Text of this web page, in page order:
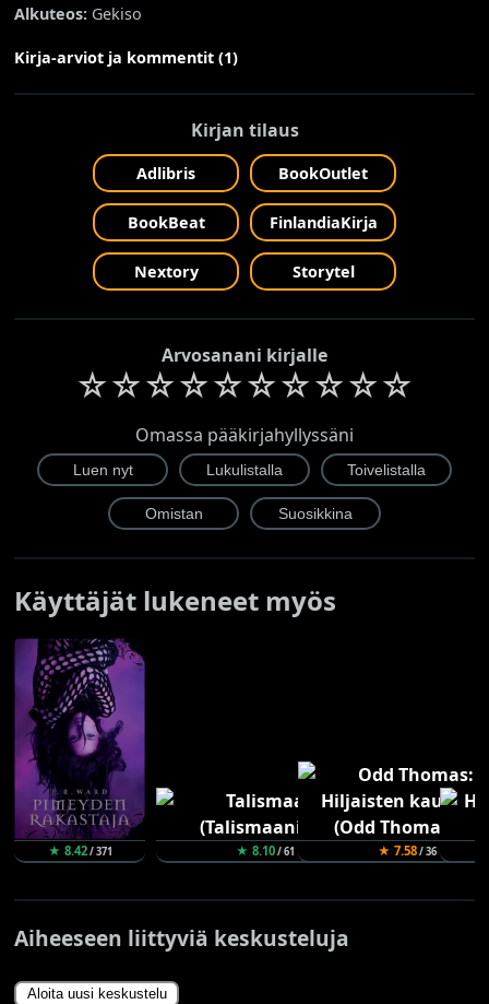
Alkuteos: Gekiso
Kirja-arviot ja kommentit (1)
Kirjan tilaus
Adlibris BookOutlet
BookBeat FinlandiaKirja
Nextory Storytel
Arvosanani kirjalle
☆☆☆☆☆☆☆☆☆☆
Omassa pääkirjahyllyssäni
Käyttäjät lukeneet myös
★ 8.42/ 371 ★ 8.10/ 61 ★ 7.58/ 36
Aiheeseen liittyviä keskusteluja
Aloita uusi keskustelu